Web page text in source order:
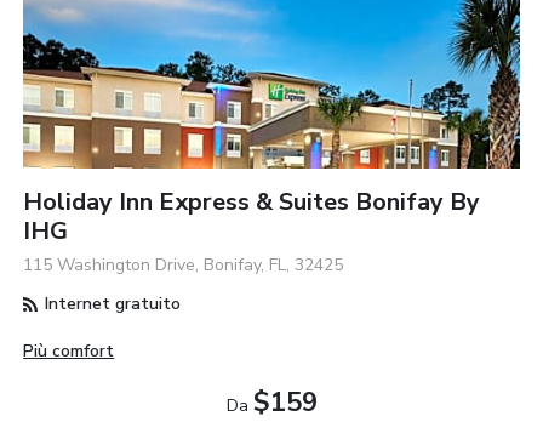
Holiday Inn Express & Suites Bonifay By
IHG
115 Washington Drive, Bonifay, FL, 32425
Internet gratuito
Più comfort
Da $159